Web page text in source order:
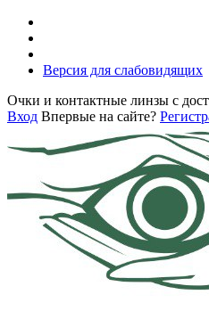
Версия для слабовидящих
Очки и контактные линзы с
Вход Впервые на сайте?